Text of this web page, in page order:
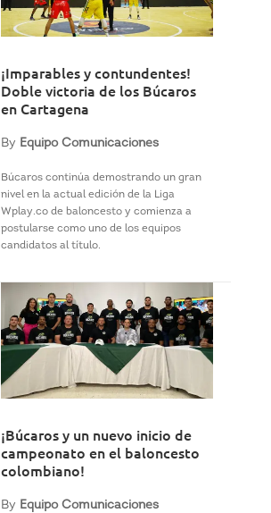
¡Imparables y contundentes!
Doble victoria de los Búcaros
en Cartagena
By Equipo Comunicaciones
Búcaros continúa demostrando un gran
nivel en la actual edición de la Liga
Wplay.co de baloncesto y comienza a
postularse como uno de los equipos
candidatos al título.
¡Búcaros y un nuevo inicio de
campeonato en el baloncesto
colombiano!
By Equipo Comunicaciones